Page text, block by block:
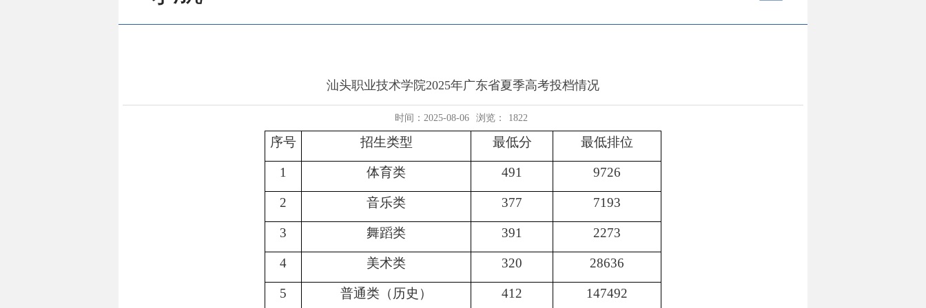
汕头职业技术学院2025年广东省夏季高考投档情况
时间：2025-08-06 浏览： 1822
序号 招生类型 最低分 最低排位
1 体育类 491 9726
2 音乐类 377 7193
3 舞蹈类 391 2273
4 美术类 320 28636
5 普通类（历史） 412 147492